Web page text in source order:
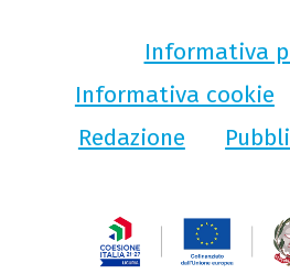
Informativa
Informativa cookie
Redazione